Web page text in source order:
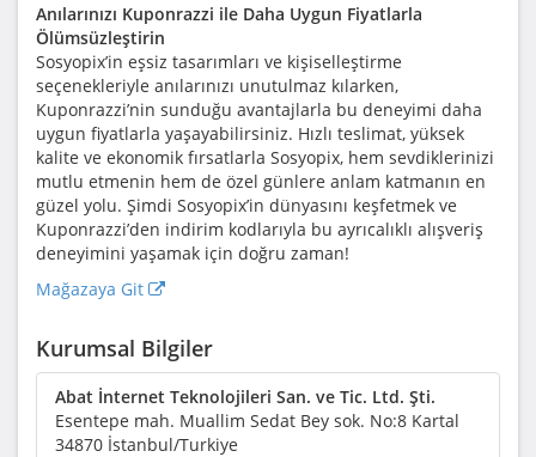
Anılarınızı Kuponrazzi ile Daha Uygun Fiyatlarla
Ölümsüzleştirin
Sosyopix’in eşsiz tasarımları ve kişiselleştirme
seçenekleriyle anılarınızı unutulmaz kılarken,
Kuponrazzi’nin sunduğu avantajlarla bu deneyimi daha
uygun fiyatlarla yaşayabilirsiniz. Hızlı teslimat, yüksek
kalite ve ekonomik fırsatlarla Sosyopix, hem sevdiklerinizi
mutlu etmenin hem de özel günlere anlam katmanın en
güzel yolu. Şimdi Sosyopix’in dünyasını keşfetmek ve
Kuponrazzi’den indirim kodlarıyla bu ayrıcalıklı alışveriş
deneyimini yaşamak için doğru zaman!
Mağazaya Git
Kurumsal Bilgiler
Abat İnternet Teknolojileri San. ve Tic. Ltd. Şti.
Esentepe mah. Muallim Sedat Bey sok. No:8 Kartal
34870 İstanbul/Turkiye